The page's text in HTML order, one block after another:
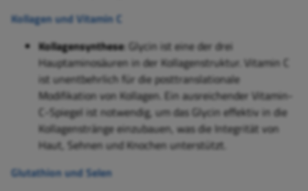
Kollagen und Vitamin C
Kollagensynthese: Glycin ist eine der drei
Hauptaminosäuren in der Kollagenstruktur. Vitamin C
ist unentbehrlich für die posttranslationale
Modifikation von Kollagen. Ein ausreichender Vitamin-
C-Spiegel ist notwendig, um das Glycin effektiv in die
Kollagenstränge einzubauen, was die Integrität von
Haut, Sehnen und Knochen unterstützt.
Glutathion und Selen